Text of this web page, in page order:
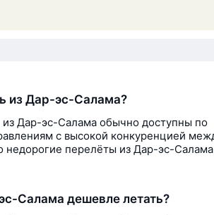
из Дар-эс-Салама?
Дар-эс-Салама обычно доступны по
с высокой конкуренцией
недорогие перелёты из Дар-эс-
Салама дешевле летать?